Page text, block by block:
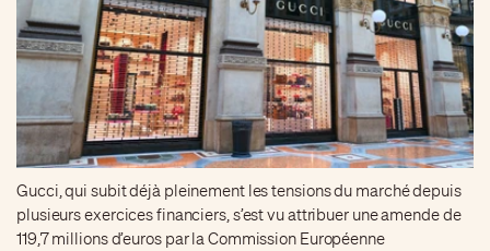
Gucci, qui subit déjà pleinement les tensions du marché depuis
plusieurs exercices financiers, s’est vu attribuer une amende de
119,7 millions d’euros par la Commission Européenne